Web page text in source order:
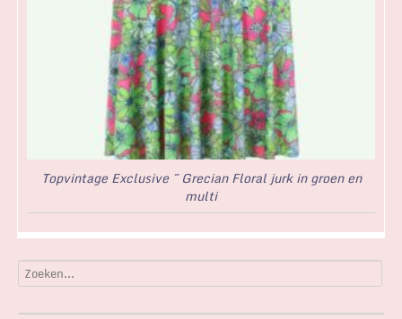
Topvintage Exclusive ~ Grecian Floral jurk in groen en
multi